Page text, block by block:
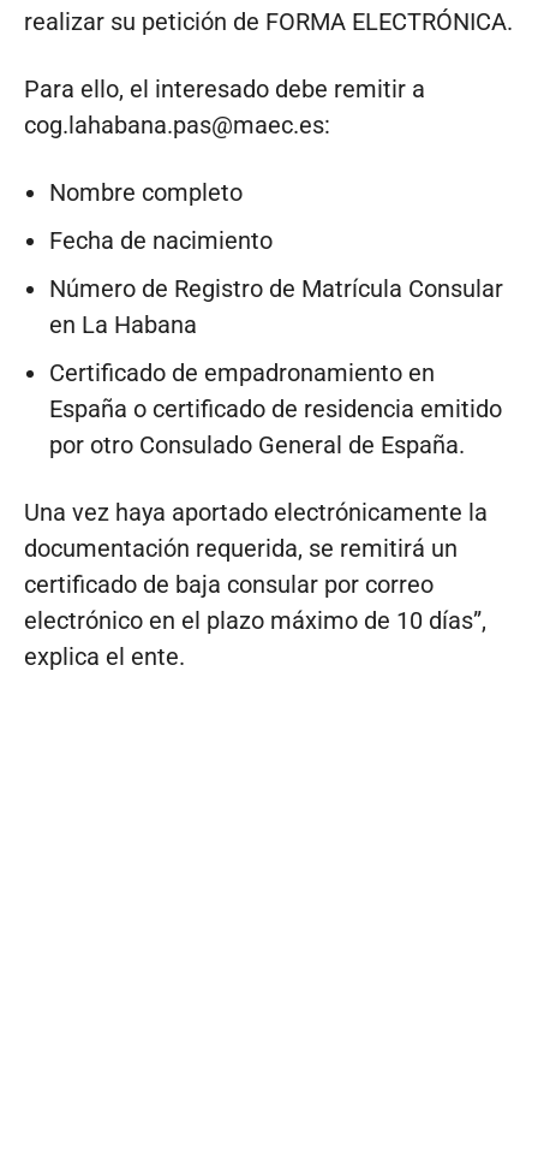
realizar su petición de FORMA ELECTRÓNICA.
Para ello, el interesado debe remitir a
cog.lahabana.pas@maec.es:
Nombre completo
Fecha de nacimiento
Número de Registro de Matrícula Consular
en La Habana
Certificado de empadronamiento en
España o certificado de residencia emitido
por otro Consulado General de España.
Una vez haya aportado electrónicamente la
documentación requerida, se remitirá un
certificado de baja consular por correo
electrónico en el plazo máximo de 10 días”,
explica el ente.